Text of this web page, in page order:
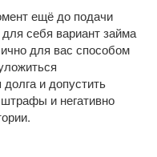
ещё до подачи
себя вариант займа
для вас способом
и допустить
и негативно